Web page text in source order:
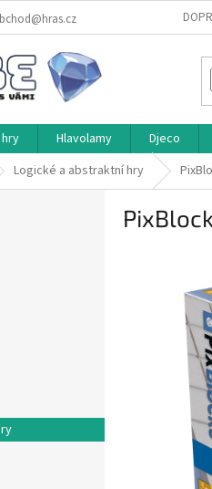
Hlavolamy Djeco
Logické a abstraktní hry